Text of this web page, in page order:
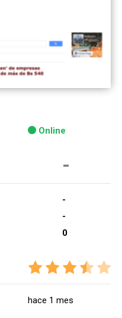
Online
-
-
-
0
hace 1 mes